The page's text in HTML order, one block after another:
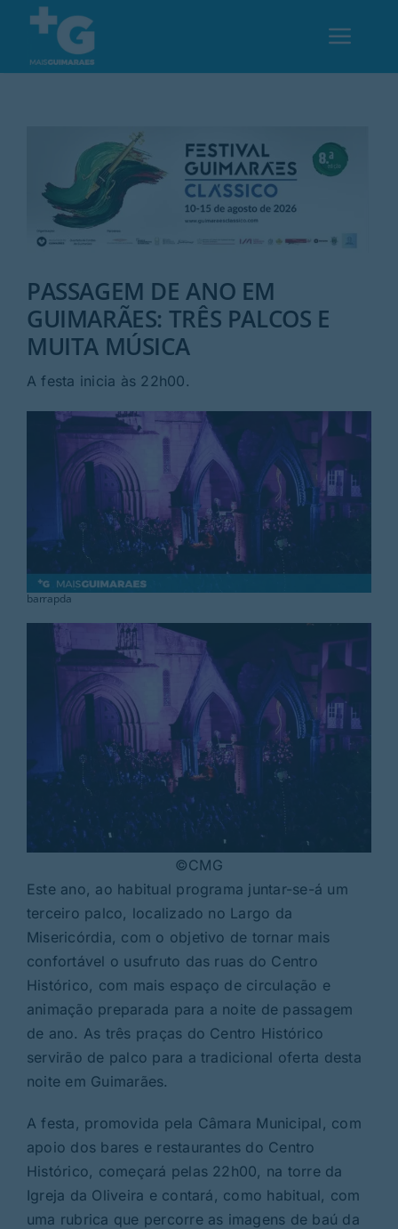
content
Desporto
Opinião
Região
For:
PASSAGEM DE ANO EM
GUIMARÃES: TRÊS PALCOS E
MUITA MÚSICA
A festa inicia às 22h00.
barrapda
©CMG
Este ano, ao habitual programa juntar-se-á um
terceiro palco, localizado no Largo da
Misericórdia, com o objetivo de tornar mais
confortável o usufruto das ruas do Centro
Histórico, com mais espaço de circulação e
animação preparada para a noite de passagem
de ano. As três praças do Centro Histórico
servirão de palco para a tradicional oferta desta
noite em Guimarães.
A festa, promovida pela Câmara Municipal, com
apoio dos bares e restaurantes do Centro
Histórico, começará pelas 22h00, na torre da
Igreja da Oliveira e contará, como habitual, com
uma rubrica que percorre as imagens de baú da